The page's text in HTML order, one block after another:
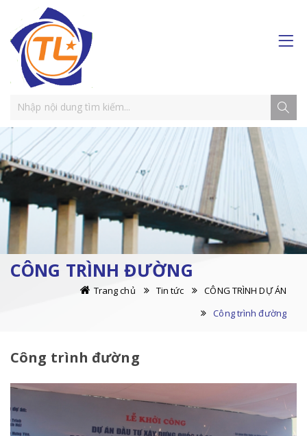
CÔNG TRÌNH ĐƯỜNG
Trang chủ Tin tức
CÔNG TRÌNH DỰ ÁN
Công trình đường
Công trình đường